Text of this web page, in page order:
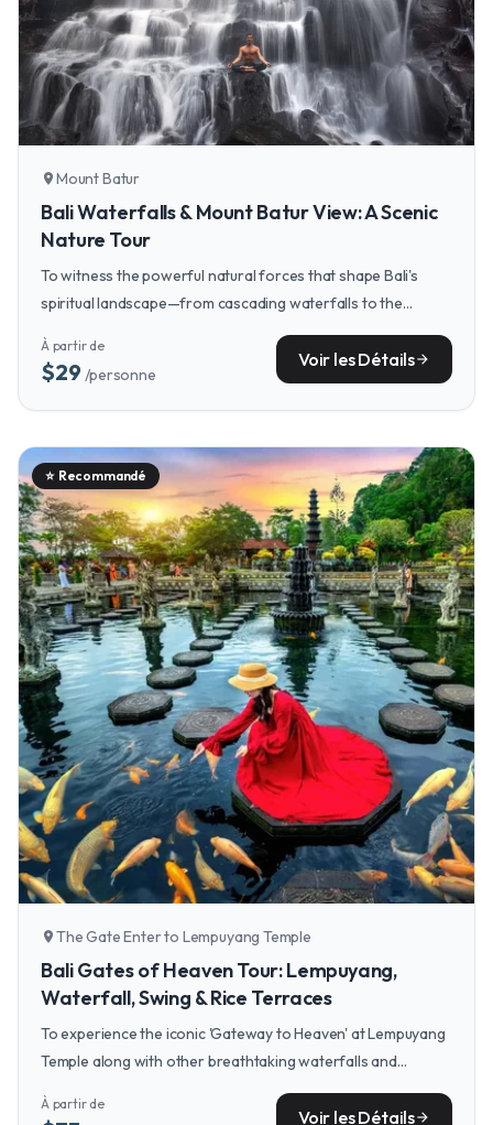
location_on Mount Batur
Bali Waterfalls & Mount Batur View: A Scenic
Nature Tour
To witness the powerful natural forces that shape Bali's
spiritual landscape—from cascading waterfalls to the
majestic silhouette of Mount Batur—a scenic nature tour
provides a perfect perspective.
À partir de
$29 /personne
Voir les Détailsarrow_forward
⭐ Recommandé
location_on The Gate Enter to Lempuyang Temple
Bali Gates of Heaven Tour: Lempuyang,
Waterfall, Swing & Rice Terraces
To experience the iconic 'Gateway to Heaven' at Lempuyang
Temple along with other breathtaking waterfalls and
landscapes in a single, seamless day, consider the Iconic Bali
in a Day tour.
À partir de
Voir les Détailsarrow_forward